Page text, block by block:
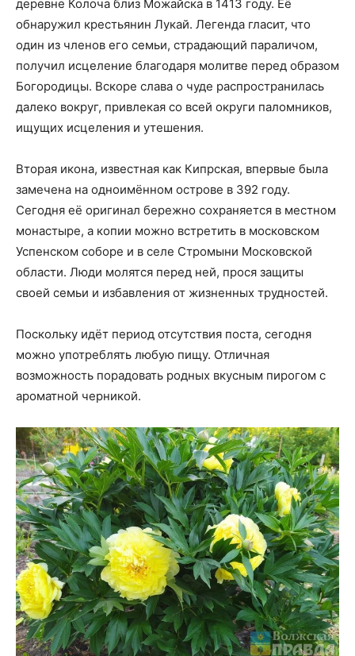
деревне Колоча близ Можайска в 1413 году. Её
обнаружил крестьянин Лукай. Легенда гласит, что
один из членов его семьи, страдающий параличом,
получил исцеление благодаря молитве перед образом
Богородицы. Вскоре слава о чуде распространилась
далеко вокруг, привлекая со всей округи паломников,
ищущих исцеления и утешения.
Вторая икона, известная как Кипрская, впервые была
замечена на одноимённом острове в 392 году.
Сегодня её оригинал бережно сохраняется в местном
монастыре, а копии можно встретить в московском
Успенском соборе и в селе Стромыни Московской
области. Люди молятся перед ней, прося защиты
своей семьи и избавления от жизненных трудностей.
Поскольку идёт период отсутствия поста, сегодня
можно употреблять любую пищу. Отличная
возможность порадовать родных вкусным пирогом с
ароматной черникой.